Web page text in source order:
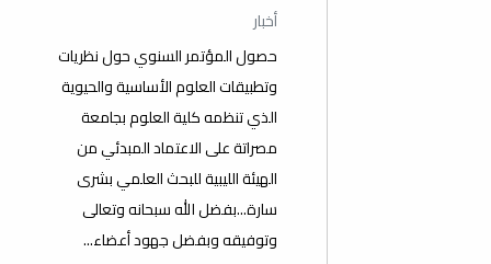
حصول المؤتمر السنوي حول نظريات
وتطبيقات العلوم الأساسية والحيوية